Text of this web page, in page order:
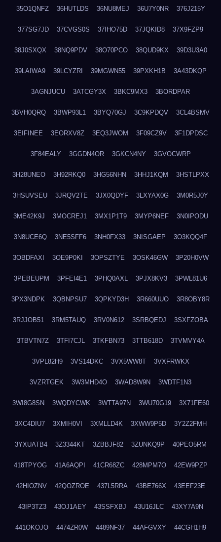
35O1QNFZ 36HUTLDS 36NU8MEJ 36U7Y0NR 376J215Y
377SG7JD 37CVGS0S 37IHO75D 37JQKID8 37X9FZP9
38J0SXQX 38NQ9PDV 38O70PCO 38QUD9KX 39D3U3A0
39LAIWA9 39LCYZRI 39MGWN55 39PXKH1B 3A43DKQP
3AGNJUCU 3ATCGY3X 3BKC9MX3 3BORDPAR
3BVH0QRQ 3BWP93L1 3BYQ70GJ 3C9KPDQV 3CL4BSMV
3EIFINEE 3EORXV8Z 3EQ3JWOM 3F09CZ9V 3F1DPDSC
3F84EALY 3GGDN4OR 3GKCN4NY 3GVOCWRP
3H28UNEO 3H92RKQ0 3HG56NHN 3HHJ1KQM 3HSTLPXX
3HSUVSEU 3JRQV2TE 3JX0QDYF 3LXYAX0G 3M0R5J0Y
3ME42K9J 3MOCREJ1 3MX1P1T9 3MYP6NEF 3N0IPODU
3N8UCE6Q 3NE5SFF6 3NH0FX33 3NISGAEP 3O3KQQ4F
3OBDFAXI 3OE9P0KI 3OPSZTYE 3OSK46GW 3P20H0VW
3PEBEUPM 3PFEI4E1 3PHQ0AXL 3PJX8KV3 3PWL81U6
3PX3NDPK 3QBNPSU7 3QPKYD3H 3R660UUO 3R8OBY8R
3RJJOB51 3RM5TAUQ 3RV0N612 3SRBQEDJ 3SXFZOBA
3TBVTN7Z 3TFI7CJL 3TKFBN73 3TTB618D 3TVMVY4A
3VPL82H9 3VS14DKC 3VX5WW8T 3VXFRWKX
3VZRTGEK 3W3MHD4O 3WAD8W9N 3WDTF1N3
3WI8G8SN 3WQDYCWK 3WTTA97N 3WU70G19 3X71FE60
3XC4DIU7 3XMIH0VI 3XMLLD4K 3XWW9P5D 3Y2Z2FMH
3YXUATB4 3Z3344KT 3ZBBJF82 3ZUNKQ9P 40PEO5RM
418TPYOG 41A6AQPI 41CR68ZC 428MPM7O 42EW9PZP
42HIOZNV 42QOZROE 437L5RRA 43BE766X 43EEF23E
43IP3TZ3 43OJ1AEY 43SSFXBJ 43U16JLC 43XY7A9N
441OKOJO 4474ZR0W 4489NF37 44AFGVXY 44CGH1H9